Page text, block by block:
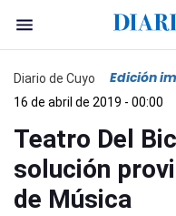
Diario de Cuyo Edición
16 de abril de 2019 - 00:00
Teatro Del
solución
de Música